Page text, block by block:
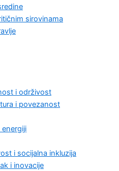
sirovinama
i održivost
i povezanost
i socijalna inkluzija
i inovacije